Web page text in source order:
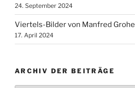
24. September 2024
Viertels-Bilder von Manfred Grohe
17. April 2024
ARCHIV DER BEITRÄGE